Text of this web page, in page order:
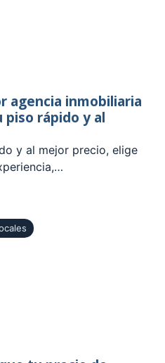
agencia inmobiliaria
rápido y al
y al mejor precio, elige